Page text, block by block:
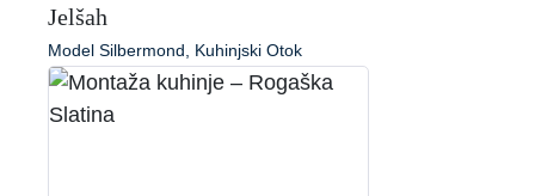
Jelšah
Model Silbermond, Kuhinjski Otok